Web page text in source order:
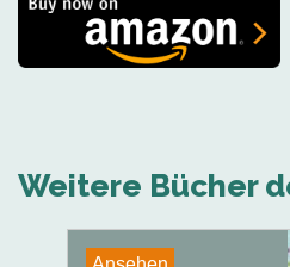
Weitere Bücher